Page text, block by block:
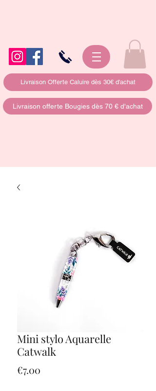
Livraison Offerte Caluire dès 30€ d'achat
Livraison offerte Bougies dès 70 € d'achat
Mini stylo Aquarelle
Catwalk
€7.00